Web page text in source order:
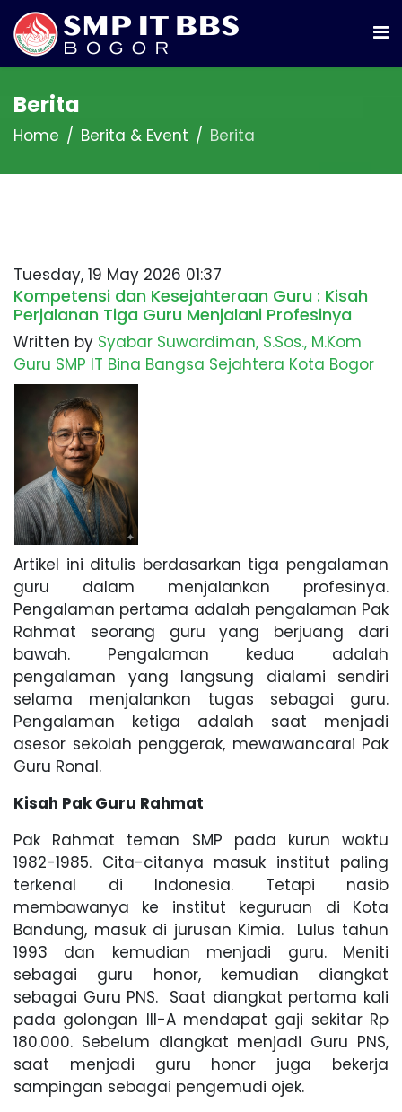
Berita
Home Berita & Event Berita
Tuesday, 19 May 2026 01:37
Kompetensi dan Kesejahteraan Guru : Kisah
Perjalanan Tiga Guru Menjalani Profesinya
Written by Syabar Suwardiman, S.Sos., M.Kom
Guru SMP IT Bina Bangsa Sejahtera Kota Bogor
Artikel ini ditulis berdasarkan tiga pengalaman
guru dalam menjalankan profesinya.
Pengalaman pertama adalah pengalaman Pak
Rahmat seorang guru yang berjuang dari
bawah. Pengalaman kedua adalah
pengalaman yang langsung dialami sendiri
selama menjalankan tugas sebagai guru.
Pengalaman ketiga adalah saat menjadi
asesor sekolah penggerak, mewawancarai Pak
Guru Ronal.
Kisah Pak Guru Rahmat
Pak Rahmat teman SMP pada kurun waktu
1982-1985. Cita-citanya masuk institut paling
terkenal di Indonesia. Tetapi nasib
membawanya ke institut keguruan di Kota
Bandung, masuk di jurusan Kimia. Lulus tahun
1993 dan kemudian menjadi guru. Meniti
sebagai guru honor, kemudian diangkat
sebagai Guru PNS. Saat diangkat pertama kali
pada golongan III-A mendapat gaji sekitar Rp
180.000. Sebelum diangkat menjadi Guru PNS,
saat menjadi guru honor juga bekerja
sampingan sebagai pengemudi ojek.